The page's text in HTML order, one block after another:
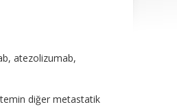
atezolizumab,
diğer metastatik